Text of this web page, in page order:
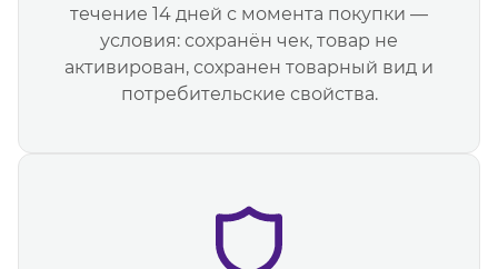
течение 14 дней с момента покупки —
условия: сохранён чек, товар не
активирован, сохранен товарный вид и
потребительские свойства.